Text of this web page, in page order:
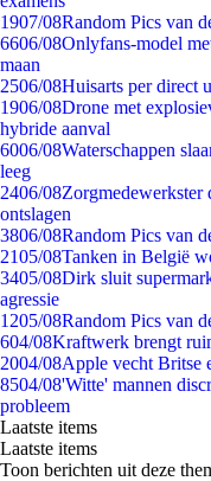
1907/08Random Pics van
6606/08Onlyfans-model
maan
2506/08Huisarts per direct
1906/08Drone met
hybride aanval
6006/08Waterschappen
leeg
2406/08Zorgmedewerkster
ontslagen
3806/08Random Pics van
2105/08Tanken in België
3405/08Dirk sluit
agressie
1205/08Random Pics van
604/08Kraftwerk brengt
2004/08Apple vecht Britse
8504/08'Witte' mannen
probleem
Laatste items
Laatste items
Toon berichten uit deze